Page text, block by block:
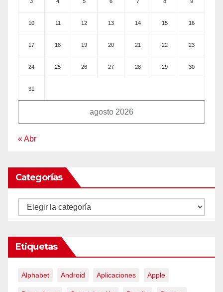
agosto 2026
10 11 12 13 14 15 16
17 18 19 20 21 22 23
24 25 26 27 28 29 30
31
« Abr
Categorías
Categorías
Etiquetas
Alphabet Android Aplicaciones Apple